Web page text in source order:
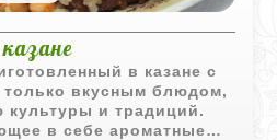
в казане с
только вкусным блюдом,
культуры и традиций.
в себе ароматные